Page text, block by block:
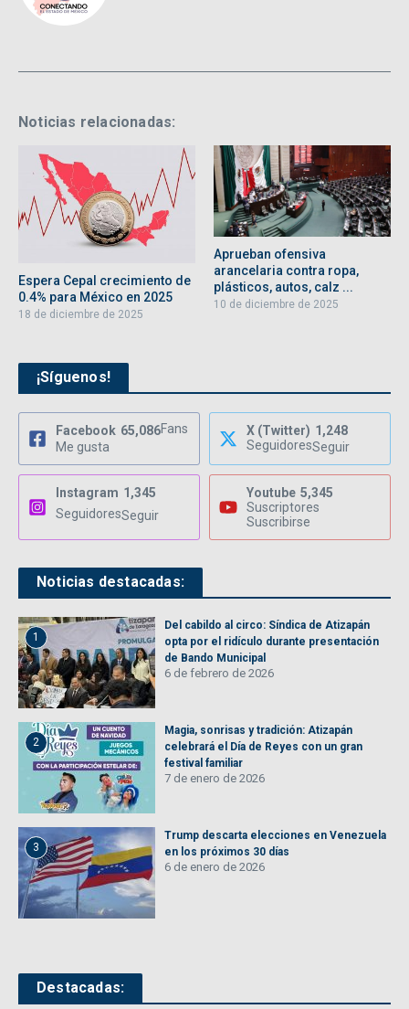
Noticias relacionadas:
Espera Cepal crecimiento de
0.4% para México en 2025
18 de diciembre de 2025
Aprueban ofensiva
arancelaria contra ropa,
plásticos, autos, calz ...
10 de diciembre de 2025
¡Síguenos!
Facebook 65,086Fans
Me gusta
X (Twitter) 1,248
SeguidoresSeguir
Instagram 1,345
SeguidoresSeguir
Youtube 5,345
Suscriptores
Suscribirse
Noticias destacadas:
1
Del cabildo al circo: Síndica de Atizapán
opta por el ridículo durante presentación
de Bando Municipal
6 de febrero de 2026
2
Magia, sonrisas y tradición: Atizapán
celebrará el Día de Reyes con un gran
festival familiar
7 de enero de 2026
3
Trump descarta elecciones en Venezuela
en los próximos 30 días
6 de enero de 2026
Destacadas: